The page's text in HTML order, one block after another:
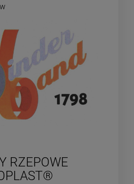
RZEPOWE